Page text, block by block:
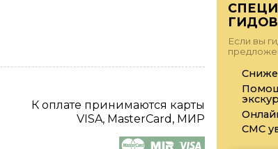
К оплате принимаются карты
VISA, MasterCard, МИР
ГИДОВ
Если вы
СМС